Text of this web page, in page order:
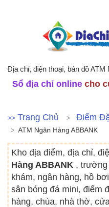
Địa chỉ, điện thoại, bản đồ ATM
Sổ địa chỉ online cho
>> Trang Chủ Điểm
ATM Ngân Hàng ABBANK
Kho địa điểm, địa chỉ,
Hàng ABBANK , trường
khám, ngân hàng, hồ
sân bóng đá mini, điểm
hàng, chùa, nhà thờ,